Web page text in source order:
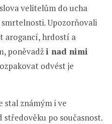
velitelům do ucha
Upozorňovali
arogancí, hrdostí a
poněvadži nad nimi
odvést je
stal známým i ve
po současnost.